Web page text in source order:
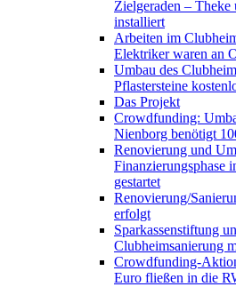
Zielgeraden –
installiert
Arbeiten im
Elektriker waren an
Umbau des
Pflastersteine
Das Projekt
Crowdfunding:
Nienborg benötigt
Renovierung und
Finanzierungsphase
gestartet
Renovierung/
erfolgt
Sparkassenstiftung
Clubheimsanierung
Crowdfunding-
Euro fließen in die